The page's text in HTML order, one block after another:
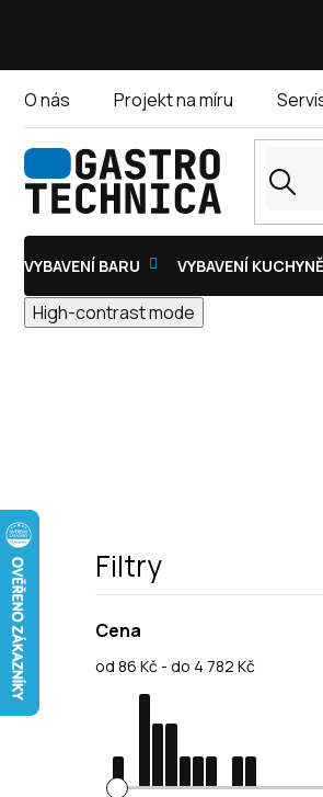
O nás Projekt na míru
VYBAVENÍ BARU VYBAVENÍ KUCHYNĚ
High-contrast mode
Filtry
Cena
od 86 Kč - do 4 782 Kč